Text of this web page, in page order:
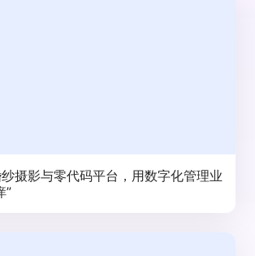
摄影与零代码平台，用数字化管理业
”